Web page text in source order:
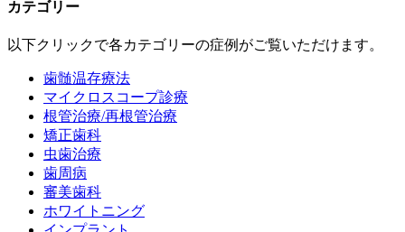
カテゴリー
以下クリックで各カテゴリーの症例がご覧いただけます。
歯髄温存療法
マイクロスコープ診療
根管治療/再根管治療
矯正歯科
虫歯治療
歯周病
審美歯科
ホワイトニング